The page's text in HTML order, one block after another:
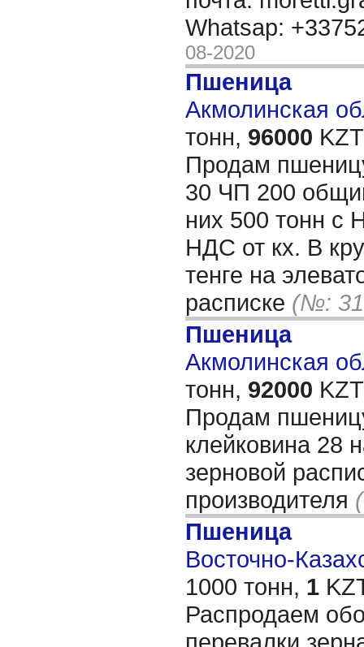
Whatsap:
08-2020
Пшеница
Акмолинская
тонн, 96000
Продам
30 ЧП 200
них 500 тонн с
НДС от кх. В
тенге на
расписке (№:
Пшеница
Акмолинская
тонн, 92000
Продам
клейковина 28
зерновой
производителя
Пшеница
Восточно-
1000 тонн, 1
Распродаем